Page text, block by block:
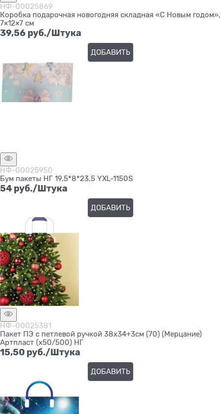
НФ-00025869
Коробка подарочная новогодняя складная «С Новым годом»,
7×12×7 см
39,56 руб./Штука
ДОБАВИТЬ
НФ-00025950
Бум пакеты НГ 19,5*8*23,5 YXL-1150S
54 руб./Штука
ДОБАВИТЬ
НФ-00025381
Пакет ПЭ с петлевой ручкой 38х34+3см (70) (Мерцание)
Артпласт (х50/500) НГ
15,50 руб./Штука
ДОБАВИТЬ